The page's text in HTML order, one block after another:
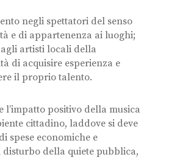
negli spettatori del senso
e di appartenenza ai luoghi;
agli artisti locali della
di acquisire esperienza e
il proprio talento.
l’impatto positivo della musica
cittadino, laddove si deve
spese economiche e
disturbo della quiete pubblica,